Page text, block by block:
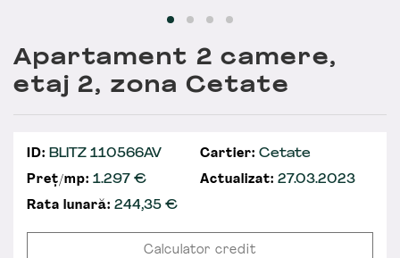
Apartament 2 camere,
etaj 2, zona Cetate
ID: BLITZ 110566AV Cartier: Cetate
Preț/mp: 1.297 € Actualizat: 27.03.2023
Rata lunară: 244,35€
Calculator credit